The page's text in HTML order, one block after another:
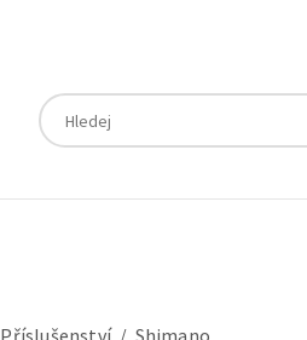
příslušenství / Shimano